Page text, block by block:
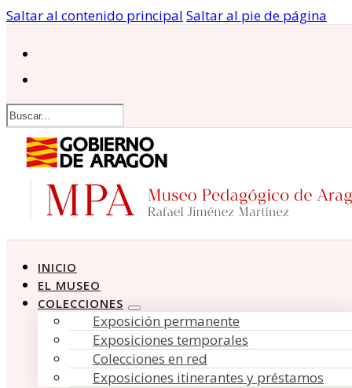
Saltar al contenido principal Saltar al pie de página
Buscar
INICIO
EL MUSEO
COLECCIONES
Exposición permanente
Exposiciones temporales
Colecciones en red
Exposiciones itinerantes y préstamos